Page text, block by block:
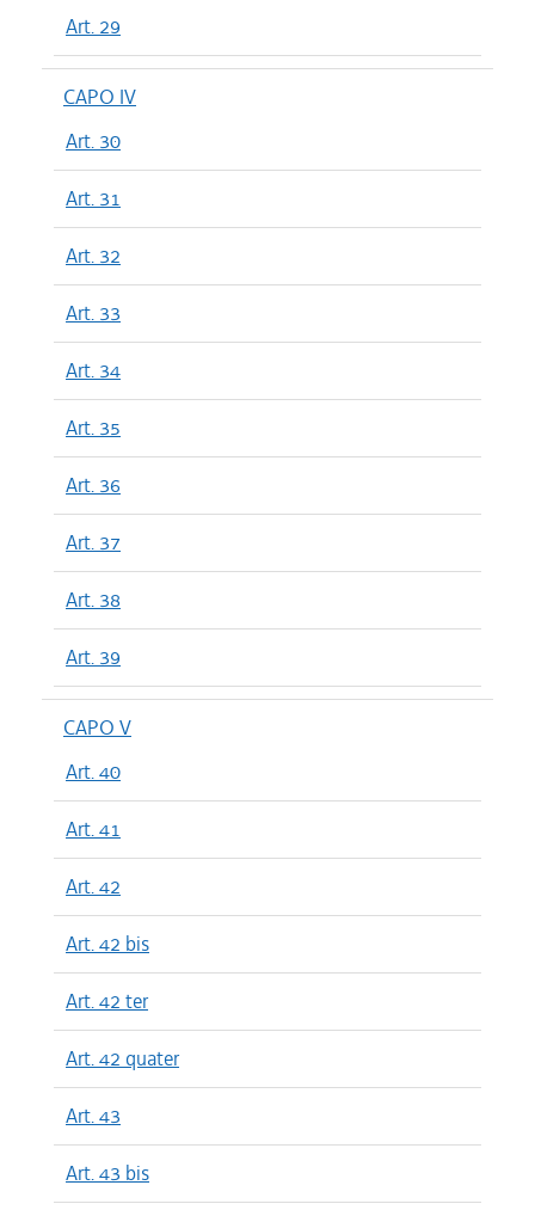
Art. 29
CAPO IV
Art. 30
Art. 31
Art. 32
Art. 33
Art. 34
Art. 35
Art. 36
Art. 37
Art. 38
Art. 39
CAPO V
Art. 40
Art. 41
Art. 42
Art. 42 bis
Art. 42 ter
Art. 42 quater
Art. 43
Art. 43 bis